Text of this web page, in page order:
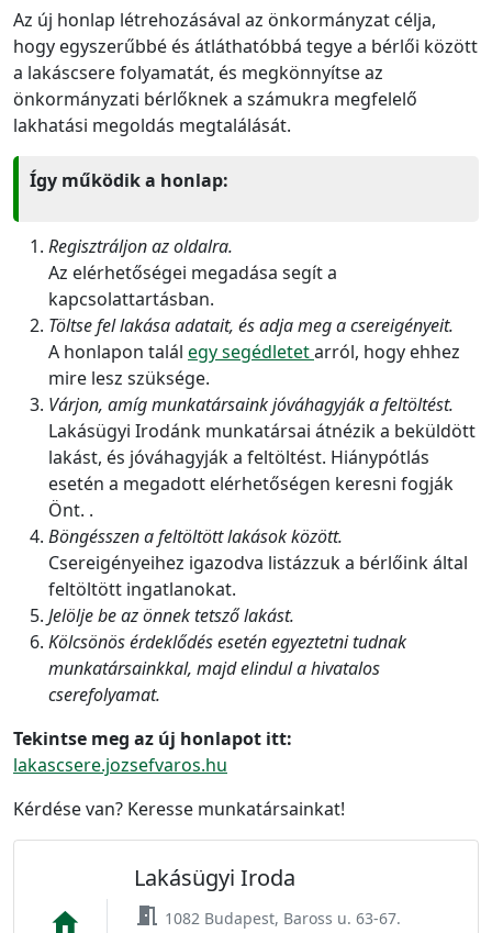
Az új honlap létrehozásával az önkormányzat célja,
hogy egyszerűbbé és átláthatóbbá tegye a bérlői között
a lakáscsere folyamatát, és megkönnyítse az
önkormányzati bérlőknek a számukra megfelelő
lakhatási megoldás megtalálását.
Így működik a honlap:
Regisztráljon az oldalra.
Az elérhetőségei megadása segít a
kapcsolattartásban.
Töltse fel lakása adatait, és adja meg a csereigényeit.
A honlapon talál egy segédletetarról, hogy ehhez
mire lesz szüksége.
Várjon, amíg munkatársaink jóváhagyják a feltöltést.
Lakásügyi Irodánk munkatársai átnézik a beküldött
lakást, és jóváhagyják a feltöltést. Hiánypótlás
esetén a megadott elérhetőségen keresni fogják
Önt. .
Böngésszen a feltöltött lakások között.
Csereigényeihez igazodva listázzuk a bérlőink által
feltöltött ingatlanokat.
Jelölje be az önnek tetsző lakást.
Kölcsönös érdeklődés esetén egyeztetni tudnak
munkatársainkkal, majd elindul a hivatalos
cserefolyamat.
Tekintse meg az új honlapot itt:
lakascsere.jozsefvaros.hu
Kérdése van? Keresse munkatársainkat!
home
Lakásügyi Iroda
meeting_room 1082 Budapest, Baross u. 63-67.